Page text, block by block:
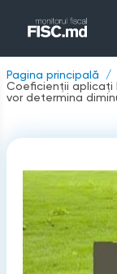
Pagina principală
Coeficienții aplicați
vor determina